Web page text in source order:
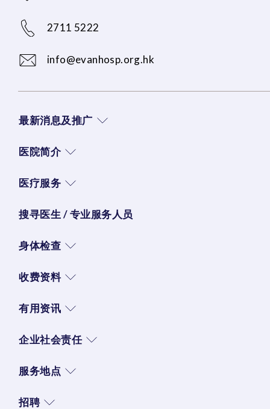
2711 5222
info@evanhosp.org.hk
最新消息及推广
医院简介
医疗服务
搜寻医生 / 专业服务人员
身体检查
收费资料
有用资讯
企业社会责任
服务地点
招聘